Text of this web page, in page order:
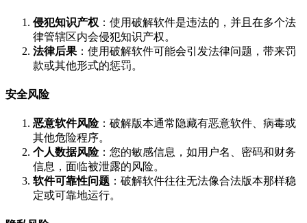
侵犯知识产权 ：使用破解软件是违法的，并且在多个法
律管辖区内会侵犯知识产权。
法律后果 ：使用破解软件可能会引发法律问题，带来罚
款或其他形式的惩罚。
安全风险
恶意软件风险：破解版本通常隐藏有恶意软件、病毒或
其他危险程序。
个人数据风险：您的敏感信息，如用户名、密码和财务
信息，面临被泄露的风险。
软件可靠性问题 ：破解软件往往无法像合法版本那样稳
定或可靠地运行。